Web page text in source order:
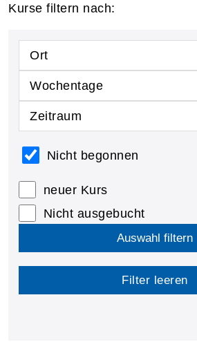
Kurse filtern nach:
Ort
Wochentage
Zeitraum
Nicht begonnen
neuer Kurs
Nicht ausgebucht
Auswahl filtern
Filter leeren